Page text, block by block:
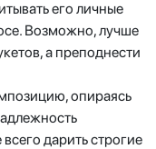
его личные
Возможно, лучше
а преподнести
опираясь
дарить строгие